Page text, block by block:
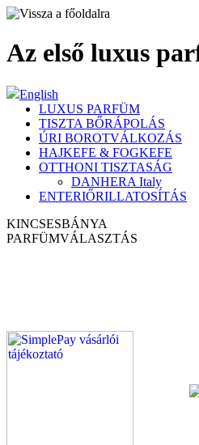
Az első luxus
English
LUXUS PARFÜM
TISZTA BŐRÁPOLÁS
ÚRI BOROTVÁLKOZÁS
HAJKEFE & FOGKEFE
OTTHONI TISZTASÁG
DANHERA Italy
ENTERIŐRILLATOSÍTÁS
KINCSESBÁNYA
PARFÜMVÁLASZTÁS